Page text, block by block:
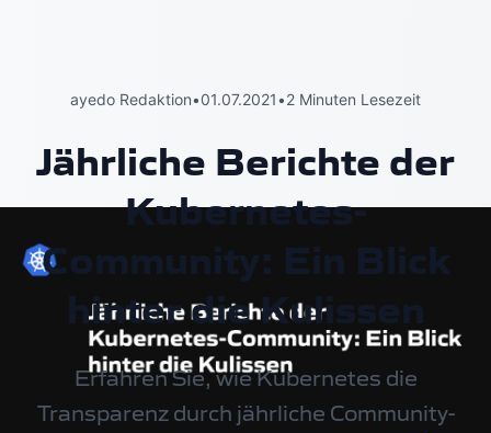
ayedo Redaktion•01.07.2021•2 Minuten Lesezeit
Jährliche Berichte der
Kubernetes-
Community: Ein Blick
hinter die Kulissen
Erfahren Sie, wie Kubernetes die
Transparenz durch jährliche Community-